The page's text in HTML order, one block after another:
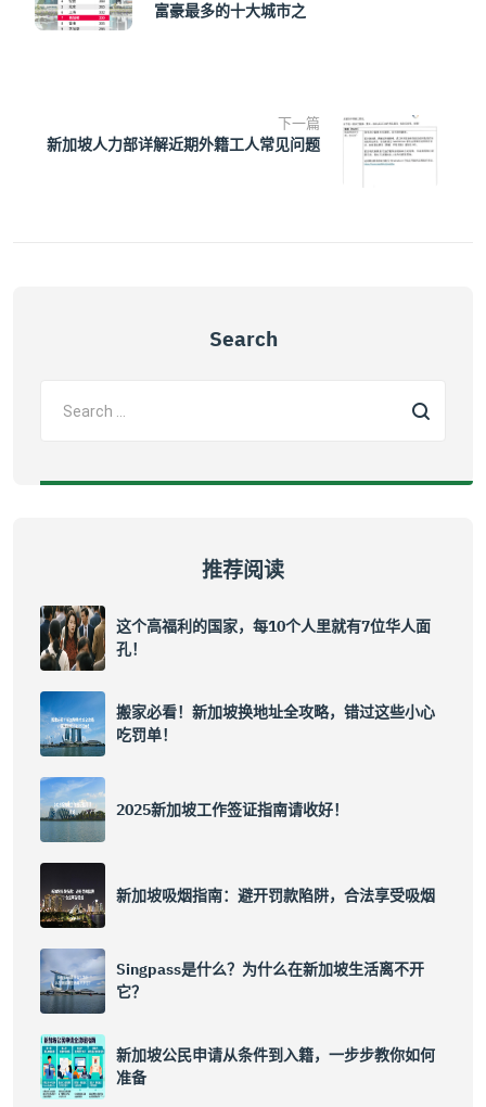
富豪最多的十大城市之
下一篇
新加坡人力部详解近期外籍工人常见问题
Search
推荐阅读
这个高福利的国家，每10个人里就有7位华人面
孔！
搬家必看！新加坡换地址全攻略，错过这些小心
吃罚单！
2025新加坡工作签证指南请收好！
新加坡吸烟指南：避开罚款陷阱，合法享受吸烟
Singpass是什么？为什么在新加坡生活离不开
它？
新加坡公民申请从条件到入籍，一步步教你如何
准备